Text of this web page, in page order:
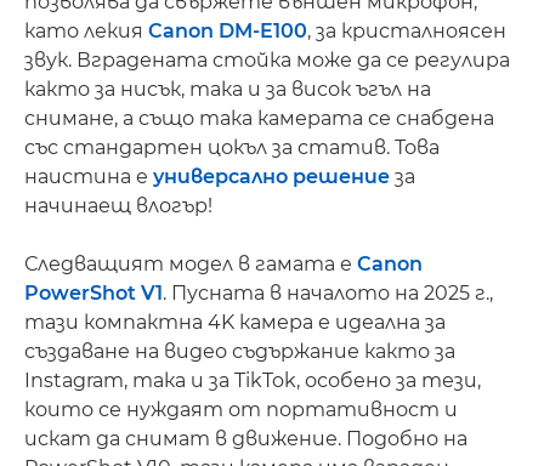
като лекия Canon DM-E100, за кристалноясен
звук. Вградената стойка може да се регулира
както за нисък, така и за висок ъгъл на
снимане, а също така камерата се снабдена
със стандартен цокъл за статив. Това
наистина е универсално решение за
начинаещ влогър!
Следващият модел в гамата е Canon
PowerShot V1. Пусната в началото на 2025 г.,
тази компактна 4K камера е идеална за
създаване на видео съдържание както за
Instagram, така и за TikTok, особено за тези,
които се нуждаят от портативност и
искат да снимат в движение. Подобно на